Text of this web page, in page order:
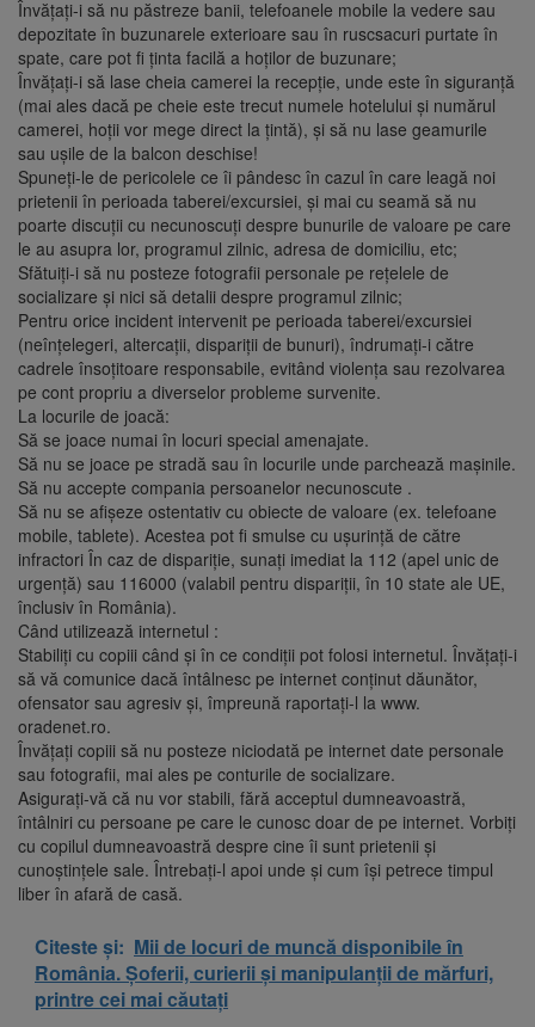
Învățați-i să nu păstreze banii, telefoanele mobile la vedere sau
depozitate în buzunarele exterioare sau în ruscsacuri purtate în
spate, care pot fi ținta facilă a hoților de buzunare;
Învățați-i să lase cheia camerei la recepție, unde este în siguranță
(mai ales dacă pe cheie este trecut numele hotelului și numărul
camerei, hoții vor mege direct la țintă), și să nu lase geamurile
sau ușile de la balcon deschise!
Spuneți-le de pericolele ce îi pândesc în cazul în care leagă noi
prietenii în perioada taberei/excursiei, și mai cu seamă să nu
poarte discuții cu necunoscuți despre bunurile de valoare pe care
le au asupra lor, programul zilnic, adresa de domiciliu, etc;
Sfătuiți-i să nu posteze fotografii personale pe rețelele de
socializare și nici să detalii despre programul zilnic;
Pentru orice incident intervenit pe perioada taberei/excursiei
(neînțelegeri, altercații, dispariții de bunuri), îndrumați-i către
cadrele însoțitoare responsabile, evitând violența sau rezolvarea
pe cont propriu a diverselor probleme survenite.
La locurile de joacă:
Să se joace numai în locuri special amenajate.
Să nu se joace pe stradă sau în locurile unde parchează maşinile.
Să nu accepte compania persoanelor necunoscute .
Să nu se afişeze ostentativ cu obiecte de valoare (ex. telefoane
mobile, tablete). Acestea pot fi smulse cu uşurinţă de către
infractori În caz de dispariţie, sunaţi imediat la 112 (apel unic de
urgenţă) sau 116000 (valabil pentru dispariţii, în 10 state ale UE,
înclusiv în România).
Când utilizează internetul :
Stabiliţi cu copiii când şi în ce condiţii pot folosi internetul. Învăţaţi-i
să vă comunice dacă întâlnesc pe internet conţinut dăunător,
ofensator sau agresiv şi, împreună raportaţi-l la www.
oradenet.ro.
Învăţaţi copiii să nu posteze niciodată pe internet date personale
sau fotografii, mai ales pe conturile de socializare.
Asiguraţi-vă că nu vor stabili, fără acceptul dumneavoastră,
întâlniri cu persoane pe care le cunosc doar de pe internet. Vorbiţi
cu copilul dumneavoastră despre cine îi sunt prietenii şi
cunoştinţele sale. Întrebaţi-l apoi unde şi cum îşi petrece timpul
liber în afară de casă.
Citeste și: Mii de locuri de muncă disponibile în
România. Șoferii, curierii și manipulanții de mărfuri,
printre cei mai căutați